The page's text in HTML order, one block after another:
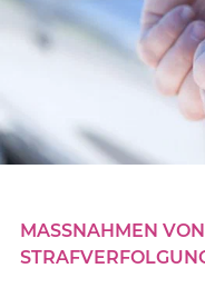
MASSNAHMEN VON S